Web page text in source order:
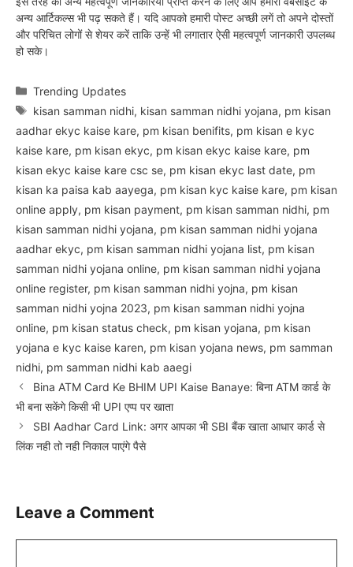
अन्य आर्टिकल्स भी पढ़ सकते हैं। यदि आपको हमारी पोस्ट अच्छी लगें तो अपने दोस्तों
और परिचित लोगों से शेयर करें ताकि उन्हें भी लगातार ऐसी महत्वपूर्ण जानकारी उपलब्ध
हो सके।
Categories
Trending Updates
Tags
kisan samman nidhi, kisan samman nidhi yojana, pm kisan
aadhar ekyc kaise kare, pm kisan benifits, pm kisan e kyc
kaise kare, pm kisan ekyc, pm kisan ekyc kaise kare, pm
kisan ekyc kaise kare csc se, pm kisan ekyc last date, pm
kisan ka paisa kab aayega, pm kisan kyc kaise kare, pm kisan
online apply, pm kisan payment, pm kisan samman nidhi, pm
kisan samman nidhi yojana, pm kisan samman nidhi yojana
aadhar ekyc, pm kisan samman nidhi yojana list, pm kisan
samman nidhi yojana online, pm kisan samman nidhi yojana
online register, pm kisan samman nidhi yojna, pm kisan
samman nidhi yojna 2023, pm kisan samman nidhi yojna
online, pm kisan status check, pm kisan yojana, pm kisan
yojana e kyc kaise karen, pm kisan yojana news, pm samman
nidhi, pm samman nidhi kab aaegi
Bina ATM Card Ke BHIM UPI Kaise Banaye: बिना ATM कार्ड के
भी बना सकेंगे किसी भी UPI एप्प पर खाता
SBI Aadhar Card Link: अगर आपका भी SBI बैंक खाता आधार कार्ड से
लिंक नही तो नही निकाल पाएंगे पैसे
Leave a Comment